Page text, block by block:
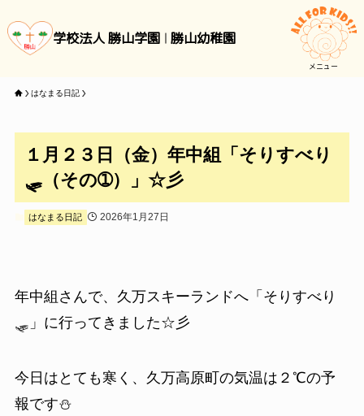
学校法人 勝山学園 勝山幼稚園
メニュー
はなまる日記
１月２３日（金）年中組「そりすべり
🛷（その➀）」☆彡
はなまる日記 2026年1月27日
年中組さんで、久万スキーランドへ「そりすべり
🛷」に行ってきました☆彡
今日はとても寒く、久万高原町の気温は２℃の予
報です⛄